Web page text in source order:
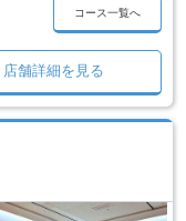
コース一覧へ
店舗詳細を見る